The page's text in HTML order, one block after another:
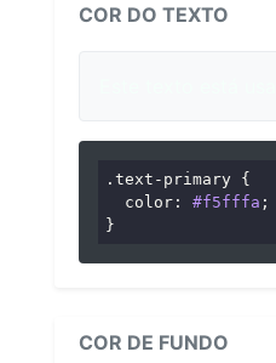
COR DO TEXTO
.text-primary {
color : #f5fffa ;
}
COR DE FUNDO